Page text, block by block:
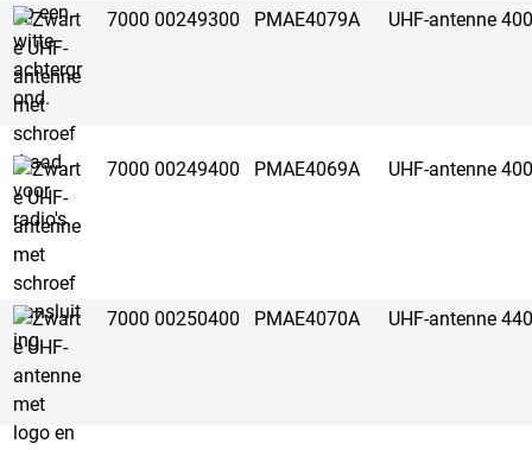
7000 00249300 PMAE4079A UHF-antenne
7000 00249400 PMAE4069A UHF-antenne
7000 00250400 PMAE4070A UHF-antenne